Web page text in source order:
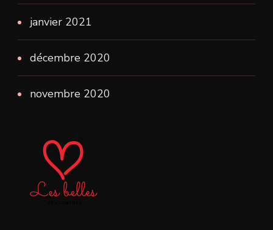
janvier 2021
décembre 2020
novembre 2020